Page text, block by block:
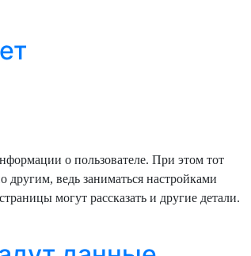
о пользователе. При этом тот
другим, ведь заниматься настройками
могут рассказать и другие детали.